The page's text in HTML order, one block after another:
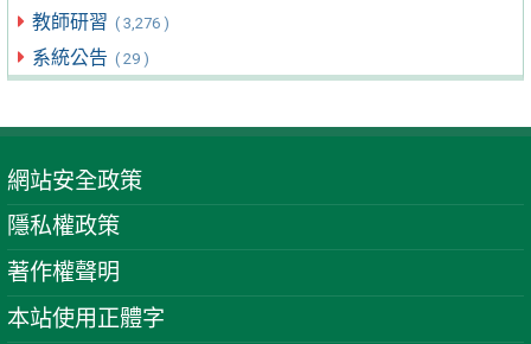
教師研習 ( 3,276 )
系統公告 ( 29 )
網站安全政策
隱私權政策
著作權聲明
本站使用正體字